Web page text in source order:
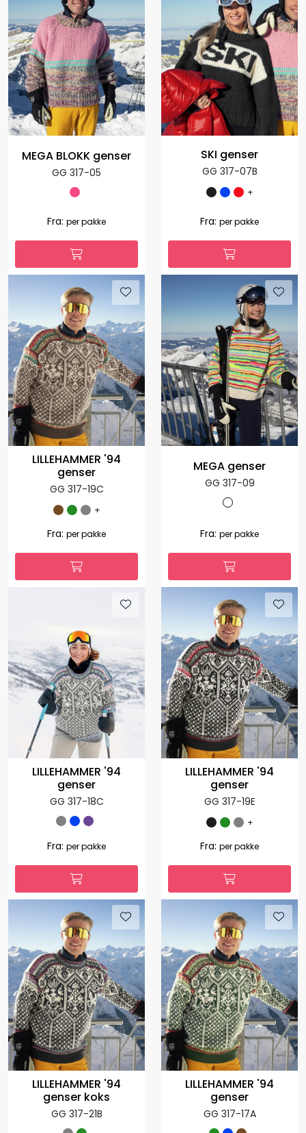
MEGA BLOKK genser
GG 317-05
Fra: per pakke
SKI genser
GG 317-07B
+
Fra: per pakke
LILLEHAMMER '94
genser
GG 317-19C
+
Fra: per pakke
MEGA genser
GG 317-09
Fra: per pakke
LILLEHAMMER '94
genser
GG 317-18C
Fra: per pakke
LILLEHAMMER '94
genser
GG 317-19E
+
Fra: per pakke
LILLEHAMMER '94
genser koks
GG 317-21B
LILLEHAMMER '94
genser
GG 317-17A